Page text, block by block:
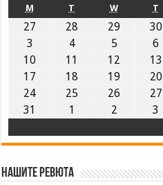
M T W T
27 28 29 30
3
4 5 6
10
11 12 13
17
18 19 20
24
25 26 27
31
1 2 3
Нашите ревюта